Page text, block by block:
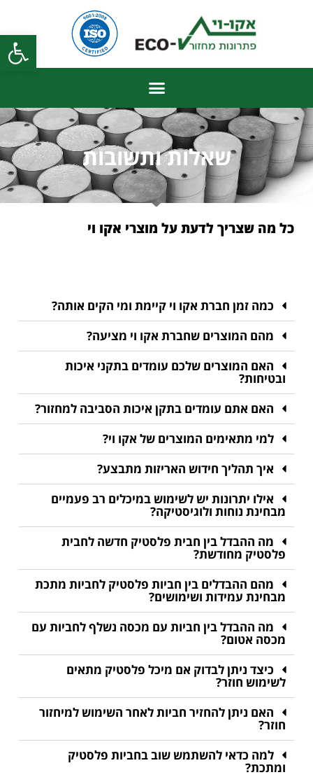
שאלות ותשובות
כל מה שצריך לדעת על מוצרי אקו וי
כמה זמן חברת אקו וי קיימת ומי הקים אותה?
מהם המוצרים שחברת אקו וי מציעה?
האם המוצרים שלכם עומדים בתקני איכות
ובטיחות?
האם אתם עומדים בתקן איכות הסביבה למחזור?
למי מתאימים המוצרים של אקו וי?
איך תהליך חידוש האריזות מתבצע?
אילו יתרונות יש לשימוש במיכלים רב פעמיים
מבחינת נוחות ולוגיסטיקה?
מה ההבדל בין חבית פלסטיק חדשה לחבית
פלסטיק מחודשת?
מהם ההבדלים בין חביות פלסטיק לחביות מתכת
מבחינת עמידות ושימושים?
מה ההבדל בין חביות עם מכסה נשלף לחביות עם
מכסה אטום?
כיצד ניתן לבדוק אם מיכל פלסטיק מתאים
לשימוש חוזר?
האם ניתן להחזיר חביות לאחר השימוש למיחזור
חוזר?
למה כדאי להשתמש שוב בחביות פלסטיק
ומתכת?